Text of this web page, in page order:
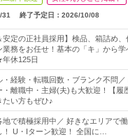
31 終了予定日： 2026/10/08
安定の正社員採用】検品、箱詰め
業務をお任せ！基本の「キ」から
休125日
・経験・転職回数・ブランク不問
・離職中・主婦(夫)も大歓迎！【履
たい方もぜひ♪
地で積極採用中／ 好きなエリアで
！ U・Iターン歓迎！ 全国に…